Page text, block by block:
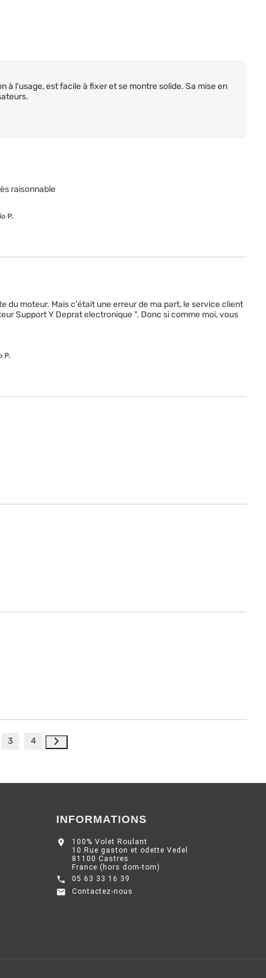
l'usage, est facile à fixer et se montre solide. Sa mise en
raisonnable
P.
du moteur. Mais c'était une erreur de ma part, le service client
Support Y Deprat electronique ". Donc si comme moi, vous
P.
3 4
INFORMATIONS

100% Volet Roulant
10 Rue gaston et odette Vedel
81100 Castres
France (hors dom-tom)
 05 63 33 16 39
 Contactez-nous